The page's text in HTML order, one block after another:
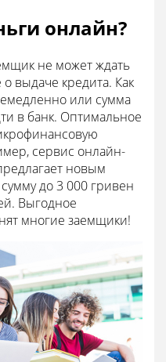
онлайн?
не может ждать
выдаче кредита. Как
или сумма
в банк. Оптимальное
сервис онлайн-
новым
до 3 000 гривен
Выгодное
многие заемщики!